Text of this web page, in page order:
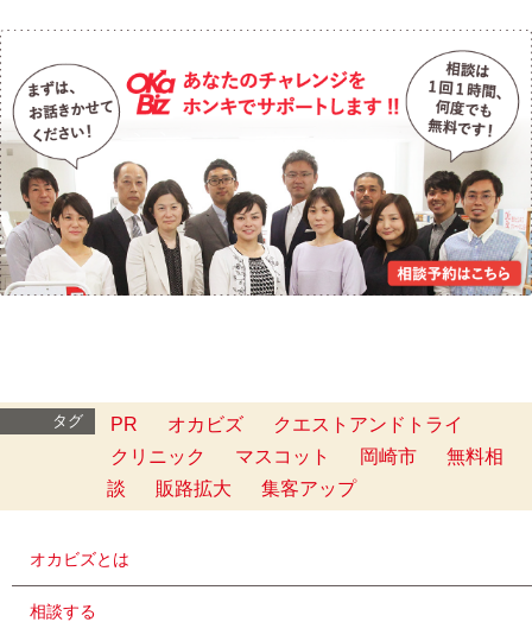
タグ PR オカビズ
クエストアンドトライ
クリニック
マスコット 岡崎市
無料相
談
販路拡大 集客アップ
オカビズとは
相談する